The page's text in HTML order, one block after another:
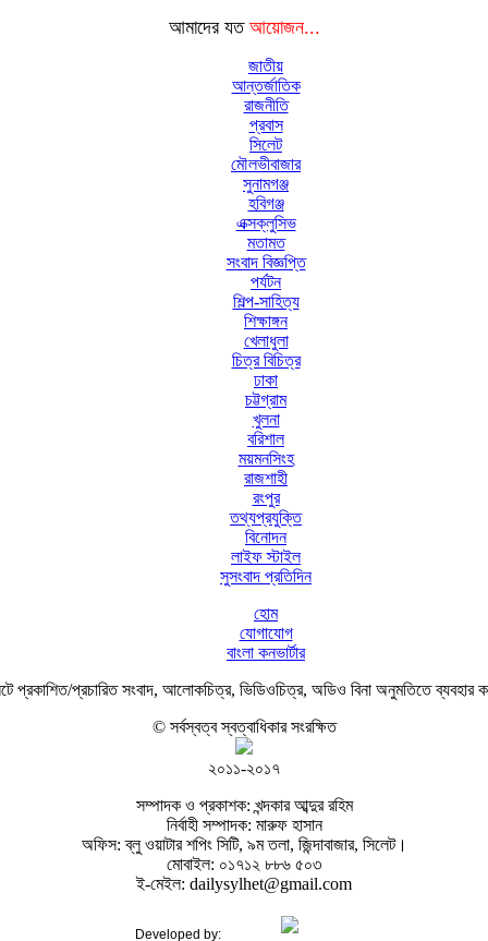
আমাদের যত আয়োজন...
জাতীয়
আন্তর্জাতিক
রাজনীতি
প্রবাস
সিলেট
মৌলভীবাজার
সুনামগঞ্জ
হবিগঞ্জ
এক্সক্লুসিভ
মতামত
সংবাদ বিজ্ঞপ্তি
পর্যটন
শিল্প-সাহিত্য
শিক্ষাঙ্গন
খেলাধুলা
চিত্র বিচিত্র
ঢাকা
চট্টগ্রাম
খুলনা
বরিশাল
ময়মনসিংহ
রাজশাহী
রংপুর
তথ্যপ্রযুক্তি
বিনোদন
লাইফ স্টাইল
সুসংবাদ প্রতিদিন
হোম
যোগাযোগ
বাংলা কনভার্টার
প্রকাশিত/প্রচারিত সংবাদ, আলোকচিত্র, ভিডিওচিত্র, অডিও বিনা অনুমতিতে ব্যবহার
© সর্বস্বত্ব স্বত্বাধিকার সংরক্ষিত
২০১১-২০১৭
সম্পাদক ও প্রকাশক: খন্দকার আব্দুর রহিম
নির্বাহী সম্পাদক: মারুফ হাসান
অফিস: ব্লু ওয়াটার শপিং সিটি, ৯ম তলা, জিন্দাবাজার, সিলেট।
মোবাইল: ০১৭১২ ৮৮৬ ৫০৩
ই-মেইল: dailysylhet@gmail.com
Developed by: